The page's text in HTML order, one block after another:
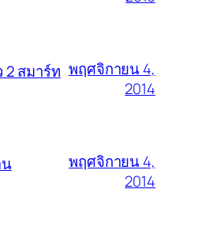
2 สมาร์ท พฤศจิกายน 4,
2014
น
พฤศจิกายน 4,
2014